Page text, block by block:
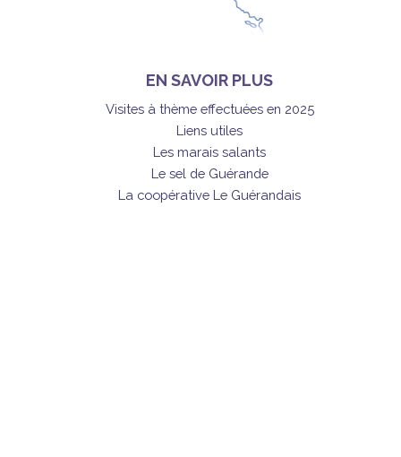
EN SAVOIR PLUS
Visites à thème effectuées en 2025
Liens utiles
Les marais salants
Le sel de Guérande
La coopérative Le Guérandais